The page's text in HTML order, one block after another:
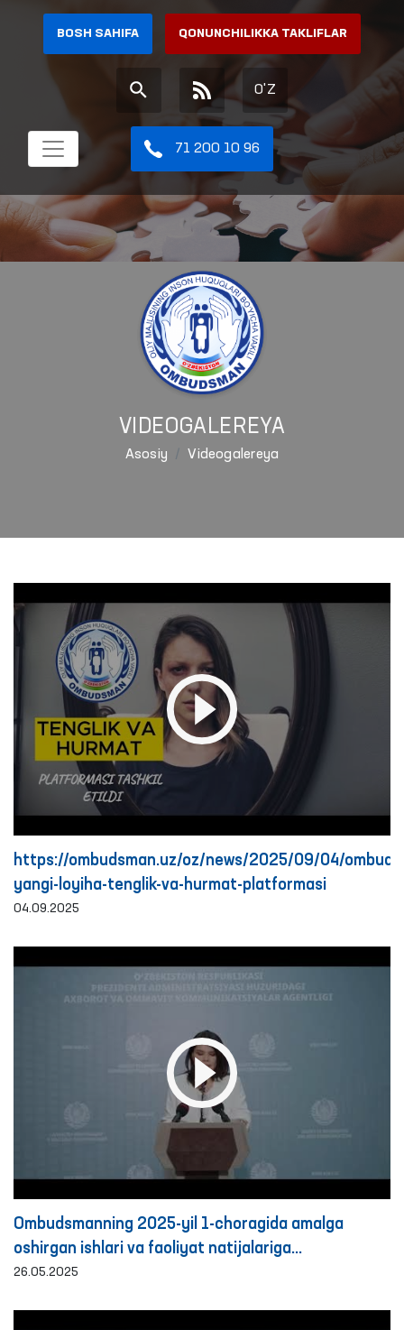
BOSH SAHIFA QONUNCHILIKKA TAKLIFLAR
O'Z
71 200 10 96
VIDEOGALEREYA
Asosiy Videogalereya
https://ombudsman.uz/oz/news/2025/09/04/
yangi-loyiha-tenglik-va-hurmat-platformasi
04.09.2025
Ombudsmanning 2025-yil 1-choragida amalga
oshirgan ishlari va faoliyat natijalariga
bag‘ishlangan BRIFING
26.05.2025